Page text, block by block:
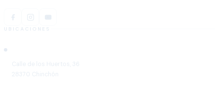
UBICACIONES